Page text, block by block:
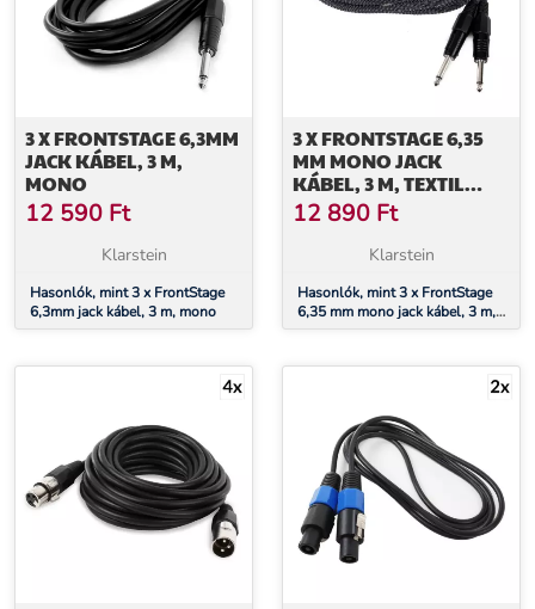
3 X FRONTSTAGE 6,3MM
JACK KÁBEL, 3 M,
MONO
12 590 Ft
Klarstein
Hasonlók, mint 3 x FrontStage
6,3mm jack kábel, 3 m, mono
3 X FRONTSTAGE 6,35
MM MONO JACK
KÁBEL, 3 M, TEXTIL
SZÖVET BEVONAT,
FEKETE-FEHÉR
12 890 Ft
Klarstein
Hasonlók, mint 3 x FrontStage
6,35 mm mono jack kábel, 3 m,
textil szövet bevonat, fekete-